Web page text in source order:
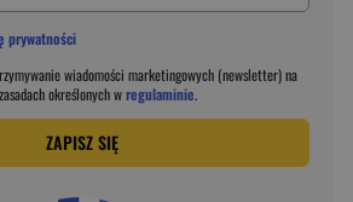
prywatności
wiadomości marketingowych (newsletter) na
określonych wregulaminie.
ZAPISZ SIĘ